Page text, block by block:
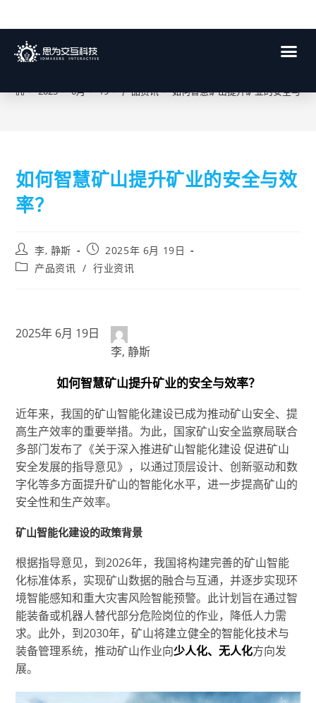
博客
> 2025 > 6月 > 19 > 产品资讯 > 如何智慧矿山提升矿业的安全与效
如何智慧矿山提升矿业的安全与效
率？
李, 静斯
2025年 6月 19日
产品资讯 / 行业资讯
2025年 6月 19日
李, 静斯
如何智慧矿山提升矿业的安全与效率？
近年来，我国的矿山智能化建设已成为推动矿山安全、提
高生产效率的重要举措。为此，国家矿山安全监察局联合
多部门发布了《关于深入推进矿山智能化建设 促进矿山
安全发展的指导意见》，以通过顶层设计、创新驱动和数
字化等多方面提升矿山的智能化水平，进一步提高矿山的
安全性和生产效率。
矿山智能化建设的政策背景
根据指导意见，到2026年，我国将构建完善的矿山智能
化标准体系，实现矿山数据的融合与互通，并逐步实现环
境智能感知和重大灾害风险智能预警。此计划旨在通过智
能装备或机器人替代部分危险岗位的作业，降低人力需
求。此外，到2030年，矿山将建立健全的智能化技术与
装备管理系统，推动矿山作业向少人化、无人化方向发
展。